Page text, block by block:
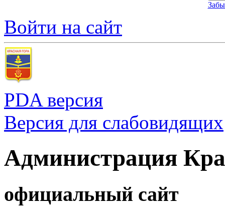
Войти на сайт
PDA версия
Версия для слабовидящих
Администрация
официальный сайт